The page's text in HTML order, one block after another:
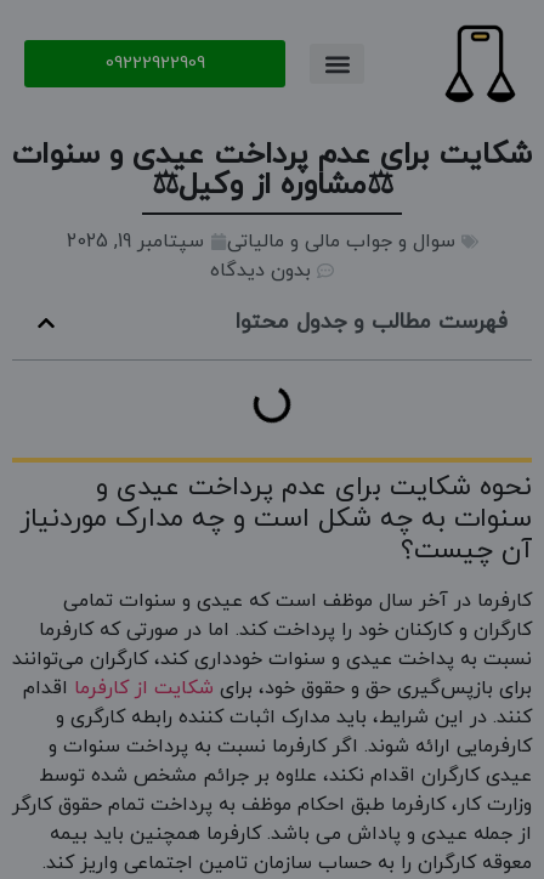
09222922909
شکایت برای عدم پرداخت عیدی و سنوات
⚖️مشاوره از وکیل⚖️
سوال و جواب مالی و مالیاتی
سپتامبر 19, 2025
بدون دیدگاه
فهرست مطالب و جدول محتوا
نحوه شکایت برای عدم پرداخت عیدی و
سنوات به چه شکل است و چه مدارک موردنیاز
آن چیست؟
کارفرما در آخر سال موظف است که عیدی و سنوات تمامی
کارگران و کارکنان خود را پرداخت کند. اما در صورتی که کارفرما
نسبت به پداخت عیدی و سنوات خودداری کند، کارگران می‌توانند
برای بازپس‌گیری حق و حقوق خود، برای شکایت از کارفرما اقدام
کنند. در این شرایط، باید مدارک اثبات کننده رابطه کارگری و
کارفرمایی ارائه شوند. اگر کارفرما نسبت به پرداخت سنوات و
عیدی کارگران اقدام نکند، علاوه بر جرائم مشخص شده توسط
وزارت کار، کارفرما طبق احکام موظف به پرداخت تمام حقوق کارگر
از جمله عیدی و پاداش می باشد. کارفرما همچنین باید بیمه
معوقه کارگران را به حساب سازمان تامین اجتماعی واریز کند.